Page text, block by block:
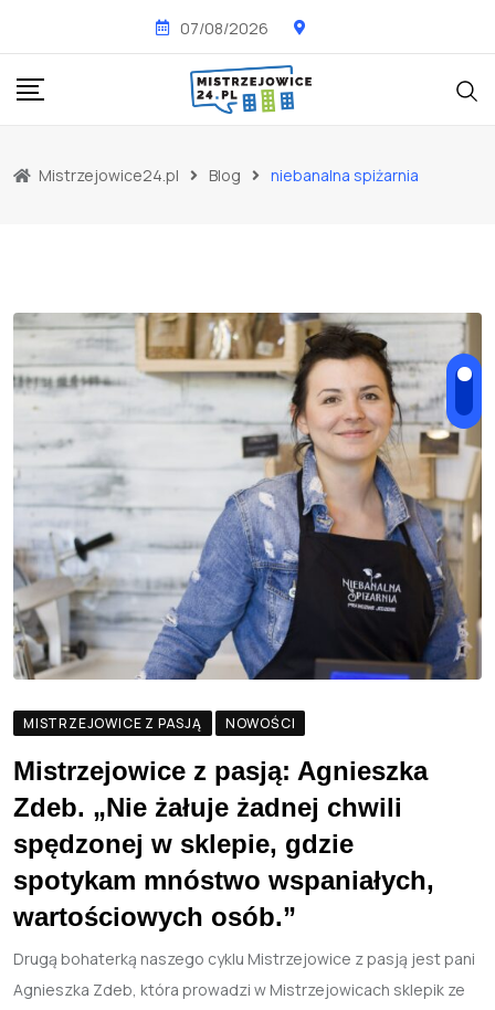
content
07/08/2026
Mistrzejowice24.pl Blog niebanalna spiżarnia
MISTRZEJOWICE Z PASJĄ NOWOŚCI
Mistrzejowice z pasją: Agnieszka
Zdeb. „Nie żałuje żadnej chwili
spędzonej w sklepie, gdzie
spotykam mnóstwo wspaniałych,
wartościowych osób.”
Drugą bohaterką naszego cyklu Mistrzejowice z pasją jest pani
Agnieszka Zdeb, która prowadzi w Mistrzejowicach sklepik ze